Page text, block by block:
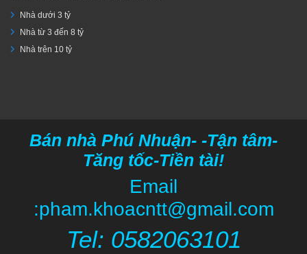
Nhà dưới 3 tỷ
Nhà từ 3 đến 8 tỷ
Nhà trên 10 tỷ
Bán nhà Phú Nhuận- -Tận tâm-
Tăng tốc-Tiền tài!
Email
:pham.khoacntt@gmail.com
Tel: 0582063101